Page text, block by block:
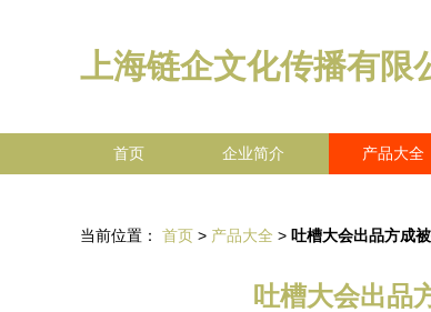
上海链企文化传播有限
首页 企业简介 产品大全
当前位置： 首页 > 产品大全 > 吐槽大会出品方成
吐槽大会出品